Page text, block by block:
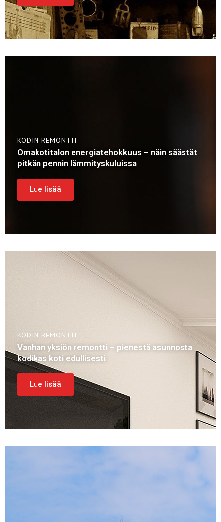
KODIN REMONTIT
Omakotitalon energiatehokkuus – näin säästät
pitkän pennin lämmityskuluissa
Lue lisää
KODIN REMONTIT
Vanhan yksiön remontti – pienestä asunnosta
kodikas koti edullisesti
Lue lisää